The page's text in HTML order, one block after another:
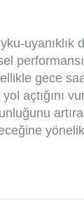
gece
açtığını